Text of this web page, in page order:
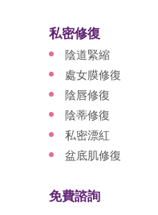
私密修復
陰道緊縮
處女膜修復
陰唇修復
陰蒂修復
私密漂紅
盆底肌修復
免費諮詢